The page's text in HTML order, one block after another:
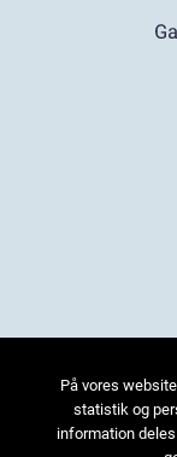
På vores
statistik og
information